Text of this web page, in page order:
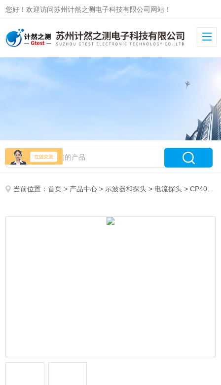
您好！欢迎访问苏州计然之测电子科技有限公司网站！
当前位置：首页 > 产品中心 >示波器和探头 > 电流探头 > CP4000系列高频交直流电流探头CYBERTEK知用